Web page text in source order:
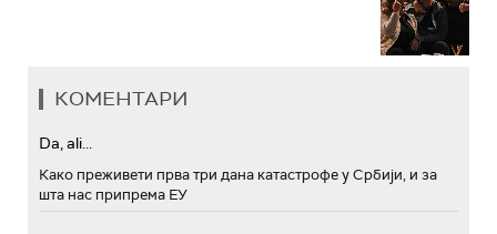
КОМЕНТАРИ
Da, ali...
Како преживети прва три дана катастрофе у Србији, и за
шта нас припрема ЕУ